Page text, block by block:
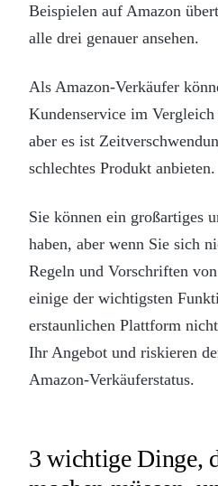
Beispielen auf Amazon
alle drei genauer ansehen.
Als Amazon-Verkäufer
Kundenservice im
aber es ist
schlechtes Produkt anbieten.
Sie können ein großartiges
haben, aber wenn Sie sich
Regeln und Vorschriften
einige der wichtigsten
erstaunlichen Plattform
Ihr Angebot und riskieren
Amazon-Verkäuferstatus.
3 wichtige Dinge,